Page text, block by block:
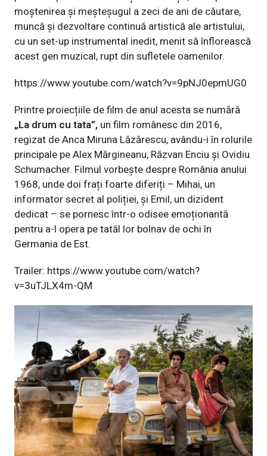
moștenirea și meșteșugul a zeci de ani de căutare,
muncă și dezvoltare continuă artistică ale artistului,
cu un set-up instrumental inedit, menit să înflorească
acest gen muzical, rupt din sufletele oamenilor.
https://www.youtube.com/watch?v=9pNJ0epmUG0
Printre proiecțiile de film de anul acesta se numără
„La drum cu tata”, un film românesc din 2016,
regizat de Anca Miruna Lăzărescu, avându-i în rolurile
principale pe Alex Mărgineanu, Răzvan Enciu și Ovidiu
Schumacher. Filmul vorbește despre România anului
1968, unde doi frați foarte diferiți – Mihai, un
informator secret al poliției, și Emil, un dizident
dedicat – se pornesc într-o odisee emoționantă
pentru a-l opera pe tatăl lor bolnav de ochi în
Germania de Est.
Trailer: https://www.youtube.com/watch?
v=3uTJLX4m-QM